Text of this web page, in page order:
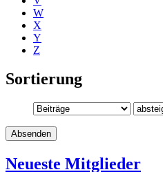
W
X
Y
Z
Sortierung
Neueste Mitglieder